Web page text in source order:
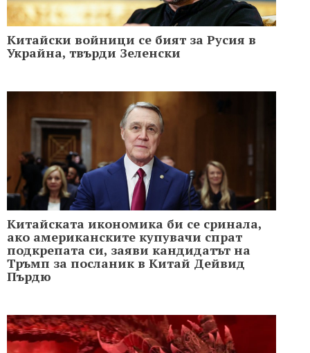
Китайски войници се бият за Русия в
Украйна, твърди Зеленски
Китайската икономика би се сринала,
ако американските купувачи спрат
подкрепата си, заяви кандидатът на
Тръмп за посланик в Китай Дейвид
Пърдю